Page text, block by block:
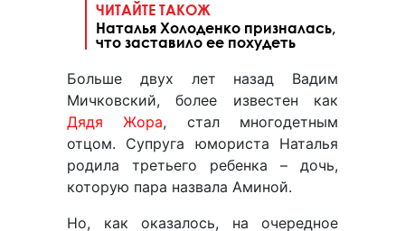
ЧИТАЙТЕ ТАКОЖ
Наталья Холоденко призналась,
что заставило ее похудеть
Больше двух лет назад Вадим
Мичковский, более известен как
Дядя Жора, стал многодетным
отцом. Супруга юмориста Наталья
родила третьего ребенка – дочь,
которую пара назвала Аминой.
Но, как оказалось, на очередное